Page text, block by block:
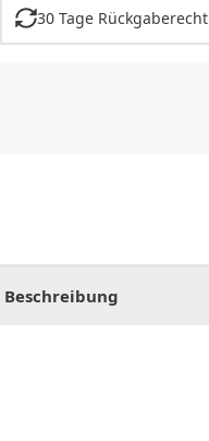
30 Tage Rückgaberecht
Beschreibung